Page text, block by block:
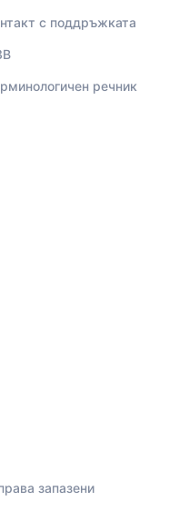
с поддръжката
речник
запазени